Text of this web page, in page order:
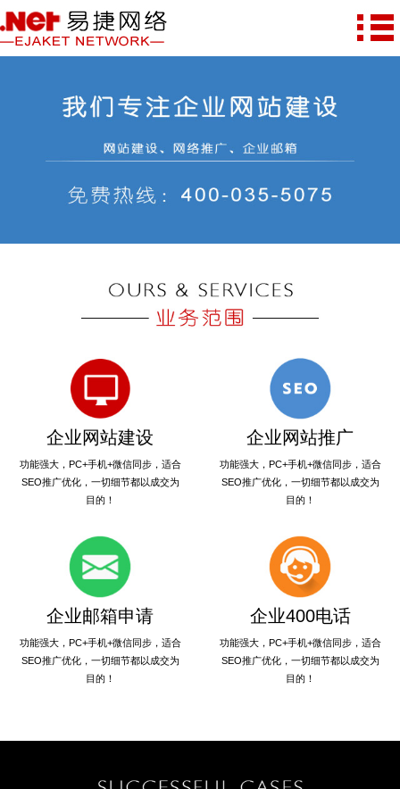
企业网站建设
功能强大，PC+手机+微信同步，适合
SEO推广优化，一切细节都以成交为
目的！
企业网站推广
功能强大，PC+手机+微信同步，适合
SEO推广优化，一切细节都以成交为
目的！
企业邮箱申请
功能强大，PC+手机+微信同步，适合
SEO推广优化，一切细节都以成交为
目的！
企业400电话
功能强大，PC+手机+微信同步，适合
SEO推广优化，一切细节都以成交为
目的！